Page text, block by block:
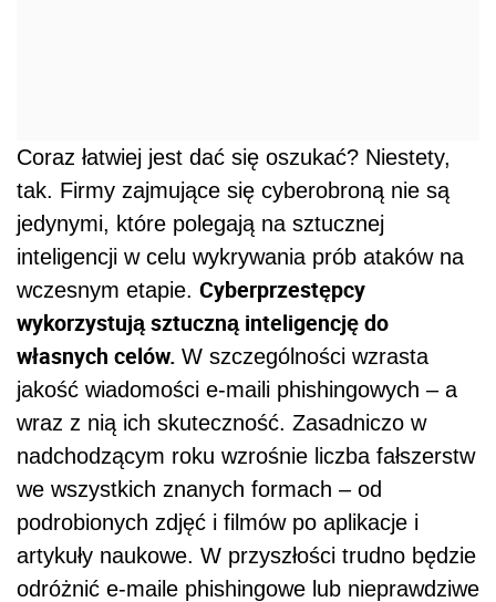
Coraz łatwiej jest dać się oszukać? Niestety,
tak. Firmy zajmujące się cyberobroną nie są
jedynymi, które polegają na sztucznej
inteligencji w celu wykrywania prób ataków na
wczesnym etapie. Cyberprzestępcy
wykorzystują sztuczną inteligencję do
własnych celów. W szczególności wzrasta
jakość wiadomości e-maili phishingowych – a
wraz z nią ich skuteczność. Zasadniczo w
nadchodzącym roku wzrośnie liczba fałszerstw
we wszystkich znanych formach – od
podrobionych zdjęć i filmów po aplikacje i
artykuły naukowe. W przyszłości trudno będzie
odróżnić e-maile phishingowe lub nieprawdziwe